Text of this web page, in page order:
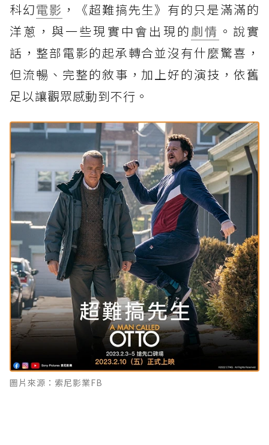
科幻電影 ，《超難搞先生》有的只是滿滿的
洋蔥，與一些現實中會出現的劇情 。說實
話，整部電影的起承轉合並沒有什麼驚喜，
但流暢、完整的敘事，加上好的演技，依舊
足以讓觀眾感動到不行。
圖片來源：索尼影業FB